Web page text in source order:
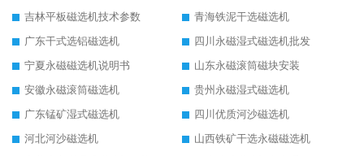
吉林平板磁选机技术参数
青海铁泥干选磁选机
广东干式选铝磁选机
四川永磁湿式磁选机批发
宁夏永磁磁选机说明书
山东永磁滚筒磁块安装
安徽永磁滚筒磁选机
贵州永磁湿式磁选机
广东锰矿湿式磁选机
四川优质河沙磁选机
河北河沙磁选机
山西铁矿干选永磁磁选机